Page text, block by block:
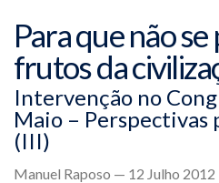
Para que não
frutos da
Intervenção no
Maio – Perspectivas
(III)
Manuel Raposo — 12 Julho 2012